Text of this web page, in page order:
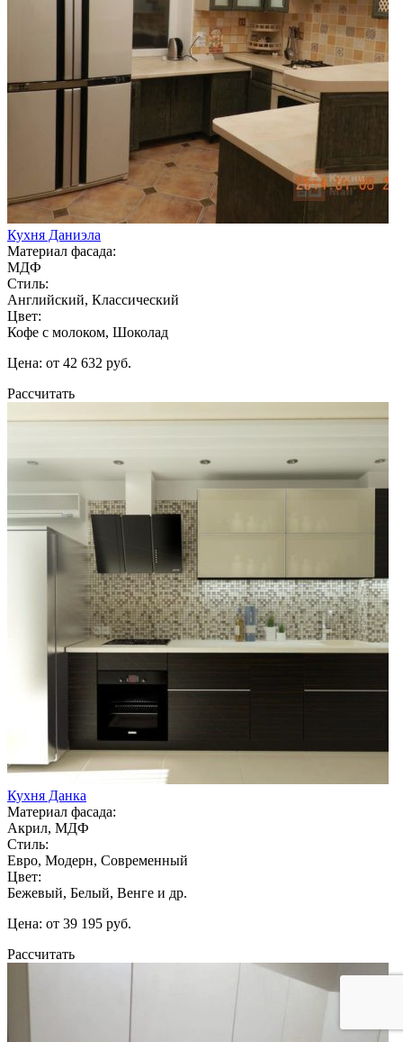
Кухня Даниэла
Материал фасада:
МДФ
Стиль:
Английский, Классический
Цвет:
Кофе с молоком, Шоколад
Цена: от 42 632 руб.
Рассчитать
Кухня Данка
Материал фасада:
Акрил, МДФ
Стиль:
Евро, Модерн, Современный
Цвет:
Бежевый, Белый, Венге и др.
Цена: от 39 195 руб.
Рассчитать